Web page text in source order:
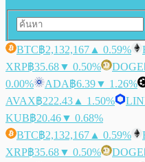
BTC฿2,132,167 ▲ 0.59%
XRP฿35.68▼ 0.50% DOGE
0.00%
ADA฿6.39▼ 1.26%
AVAX฿222.43 ▲ 1.50%
KUB฿20.46▼ 0.68%
BTC฿2,132,167 ▲ 0.59%
XRP฿35.68▼ 0.50% DOGE